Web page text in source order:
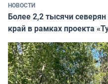
НОВОСТИ
Более 2,2 тысячи
край в рамках проекта